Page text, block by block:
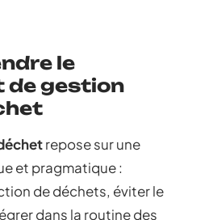
le
de gestion
repose sur une
et pragmatique :
de déchets, éviter le
dans la routine des